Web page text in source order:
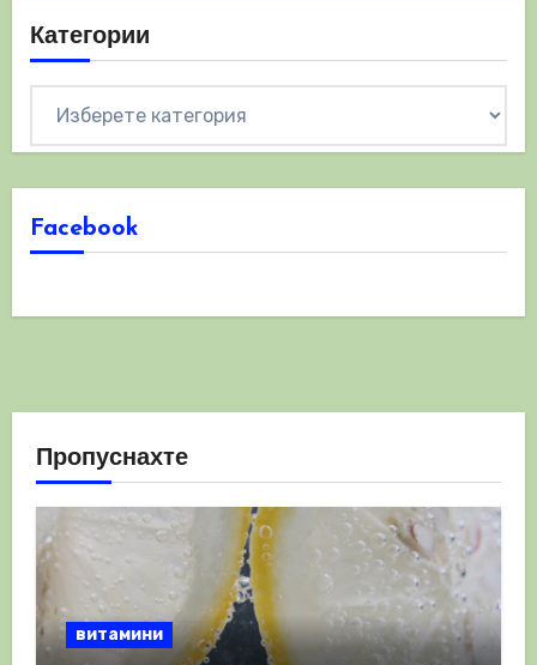
Категории
Facebook
Пропуснахте
витамини